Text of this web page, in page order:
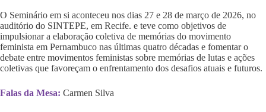
O Seminário em si aconteceu nos dias 27 e 28 de março de 2026, no
auditório do SINTEPE, em Recife. e teve como objetivos de
impulsionar a elaboração coletiva de memórias do movimento
feminista em Pernambuco nas últimas quatro décadas e fomentar o
debate entre movimentos feministas sobre memórias de lutas e ações
coletivas que favoreçam o enfrentamento dos desafios atuais e futuros.
Falas da Mesa: Carmen Silva